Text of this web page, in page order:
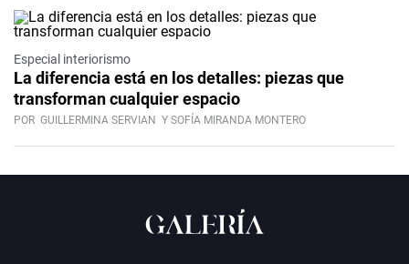
Especial interiorismo
La diferencia está en los detalles: piezas que
transforman cualquier espacio
POR GUILLERMINA SERVIAN Y SOFÍA MIRANDA MONTERO